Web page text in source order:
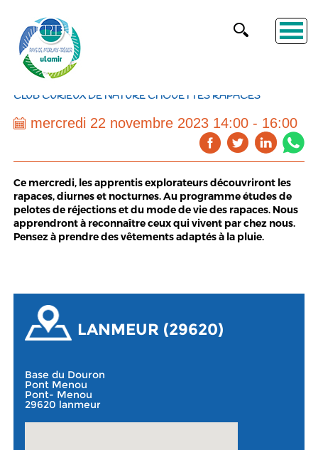
CLUB CURIEUX DE NATURE CHOUETTES RAPACES
mercredi 22 novembre 2023 14:00 - 16:00
Ce mercredi, les apprentis explorateurs découvriront les
rapaces, diurnes et nocturnes. Au programme études de
pelotes de réjections et du mode de vie des rapaces. Nous
apprendront à reconnaître ceux qui vivent par chez nous.
Pensez à prendre des vêtements adaptés à la pluie.
LANMEUR (29620)
Base du Douron
Pont Menou
Pont- Menou
29620 lanmeur